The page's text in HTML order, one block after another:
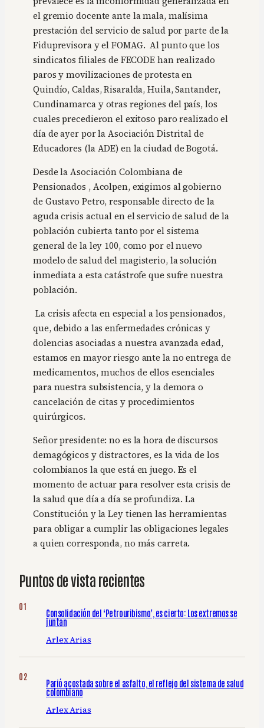
el gremio docente ante la mala, malísima
prestación del servicio de salud por parte de la
Fiduprevisora y el FOMAG. Al punto que los
sindicatos filiales de FECODE han realizado
paros y movilizaciones de protesta en
Quindío, Caldas, Risaralda, Huila, Santander,
Cundinamarca y otras regiones del país, los
cuales precedieron el exitoso paro realizado el
día de ayer por la Asociación Distrital de
Educadores (la ADE) en la ciudad de Bogotá.
Desde la Asociación Colombiana de
Pensionados , Acolpen, exigimos al gobierno
de Gustavo Petro, responsable directo de la
aguda crisis actual en el servicio de salud de la
población cubierta tanto por el sistema
general de la ley 100, como por el nuevo
modelo de salud del magisterio, la solución
inmediata a esta catástrofe que sufre nuestra
población.
La crisis afecta en especial a los pensionados,
que, debido a las enfermedades crónicas y
dolencias asociadas a nuestra avanzada edad,
estamos en mayor riesgo ante la no entrega de
medicamentos, muchos de ellos esenciales
para nuestra subsistencia, y la demora o
cancelación de citas y procedimientos
quirúrgicos.
Señor presidente: no es la hora de discursos
demagógicos y distractores, es la vida de los
colombianos la que está en juego. Es el
momento de actuar para resolver esta crisis de
la salud que día a día se profundiza. La
Constitución y la Ley tienen las herramientas
para obligar a cumplir las obligaciones legales
a quien corresponda, no más carreta.
Puntos de vista recientes
Consolidación del ‘Petrouribismo’, es cierto: Los extremos se
juntan
Arlex Arias
Parió acostada sobre el asfalto, el reflejo del sistema de salud
colombiano
Arlex Arias